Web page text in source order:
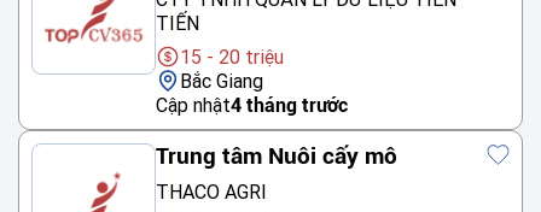
TIẾN
15 - 20 triệu
Bắc Giang
Cập nhật4 tháng trước
Trung tâm Nuôi cấy mô
THACO AGRI